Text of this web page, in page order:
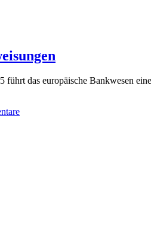
das europäische Bankwesen eine